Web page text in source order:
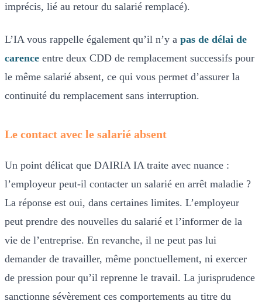
imprécis, lié au retour du salarié remplacé).
L’IA vous rappelle également qu’il n’y a pas de délai de
carence entre deux CDD de remplacement successifs pour
le même salarié absent, ce qui vous permet d’assurer la
continuité du remplacement sans interruption.
Le contact avec le salarié absent
Un point délicat que DAIRIA IA traite avec nuance :
l’employeur peut-il contacter un salarié en arrêt maladie ?
La réponse est oui, dans certaines limites. L’employeur
peut prendre des nouvelles du salarié et l’informer de la
vie de l’entreprise. En revanche, il ne peut pas lui
demander de travailler, même ponctuellement, ni exercer
de pression pour qu’il reprenne le travail. La jurisprudence
sanctionne sévèrement ces comportements au titre du